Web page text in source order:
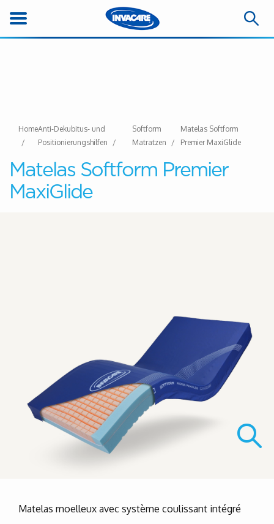
HomeAnti-Dekubitus- und
Positionierungshilfen
Softform
Matratzen
Matelas Softform
Premier MaxiGlide
Matelas Softform Premier
MaxiGlide
Matelas moelleux avec système coulissant intégré